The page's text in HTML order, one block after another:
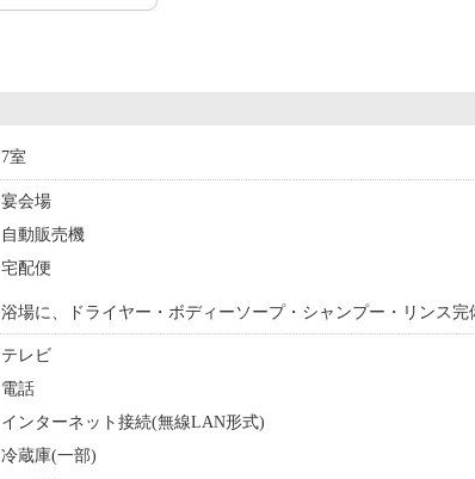
7室
宴会場
自動販売機
宅配便
浴場に、ドライヤー・ボディーソープ・シャンプー・リンス完
テレビ
電話
インターネット接続(無線LAN形式)
冷蔵庫(一部)